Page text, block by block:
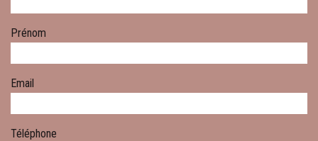
Prénom
Email
Téléphone